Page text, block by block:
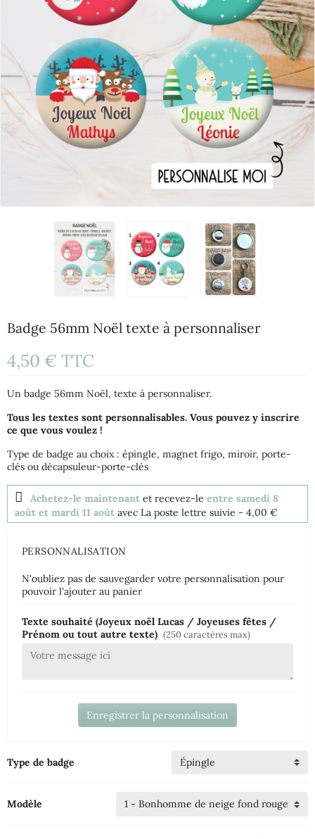
Badge 56mm Noël texte à personnaliser
4,50 € TTC
Un badge 56mm Noël, texte à personnaliser.
Tous les textes sont personnalisables. Vous pouvez y inscrire
ce que vous voulez !
Type de badge au choix : épingle, magnet frigo, miroir, porte-
clés ou décapsuleur-porte-clés
Achetez-le maintenant et recevez-le entre samedi 8
août et mardi 11 août avec La poste lettre suivie - 4,00 €
PERSONNALISATION
N'oubliez pas de sauvegarder votre personnalisation pour
pouvoir l'ajouter au panier
Texte souhaité (Joyeux noël Lucas / Joyeuses fêtes /
Prénom ou tout autre texte) (250 caractères max)
Enregistrer la personnalisation
Type de badge
Modèle